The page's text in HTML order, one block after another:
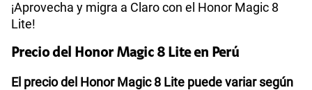
¡Aprovecha y migra a Claro con el Honor Magic 8
Lite!
Precio del Honor Magic 8 Lite en Perú
El precio del Honor Magic 8 Lite puede variar según